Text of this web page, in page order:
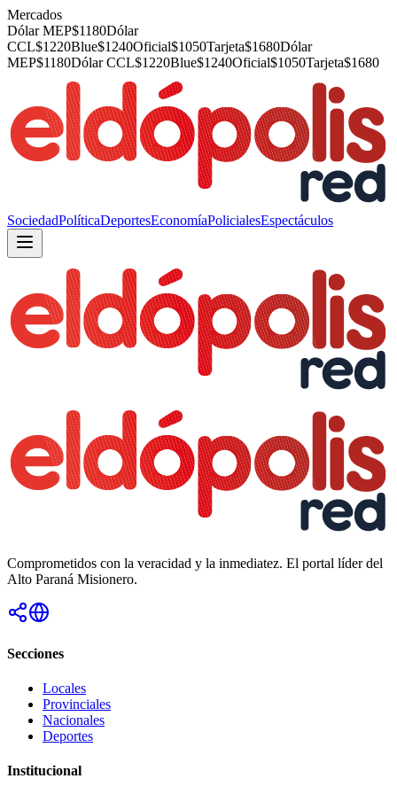
Mercados
Dólar MEP$1180Dólar
CCL$1220Blue$1240Oficial$1050Tarjeta$1680Dólar
MEP$1180Dólar CCL$1220Blue$1240Oficial$1050Tarjeta$1680
SociedadPolíticaDeportesEconomíaPolicialesEspectáculos
Comprometidos con la veracidad y la inmediatez. El portal líder del
Alto Paraná Misionero.
Secciones
Locales
Provinciales
Nacionales
Deportes
Institucional